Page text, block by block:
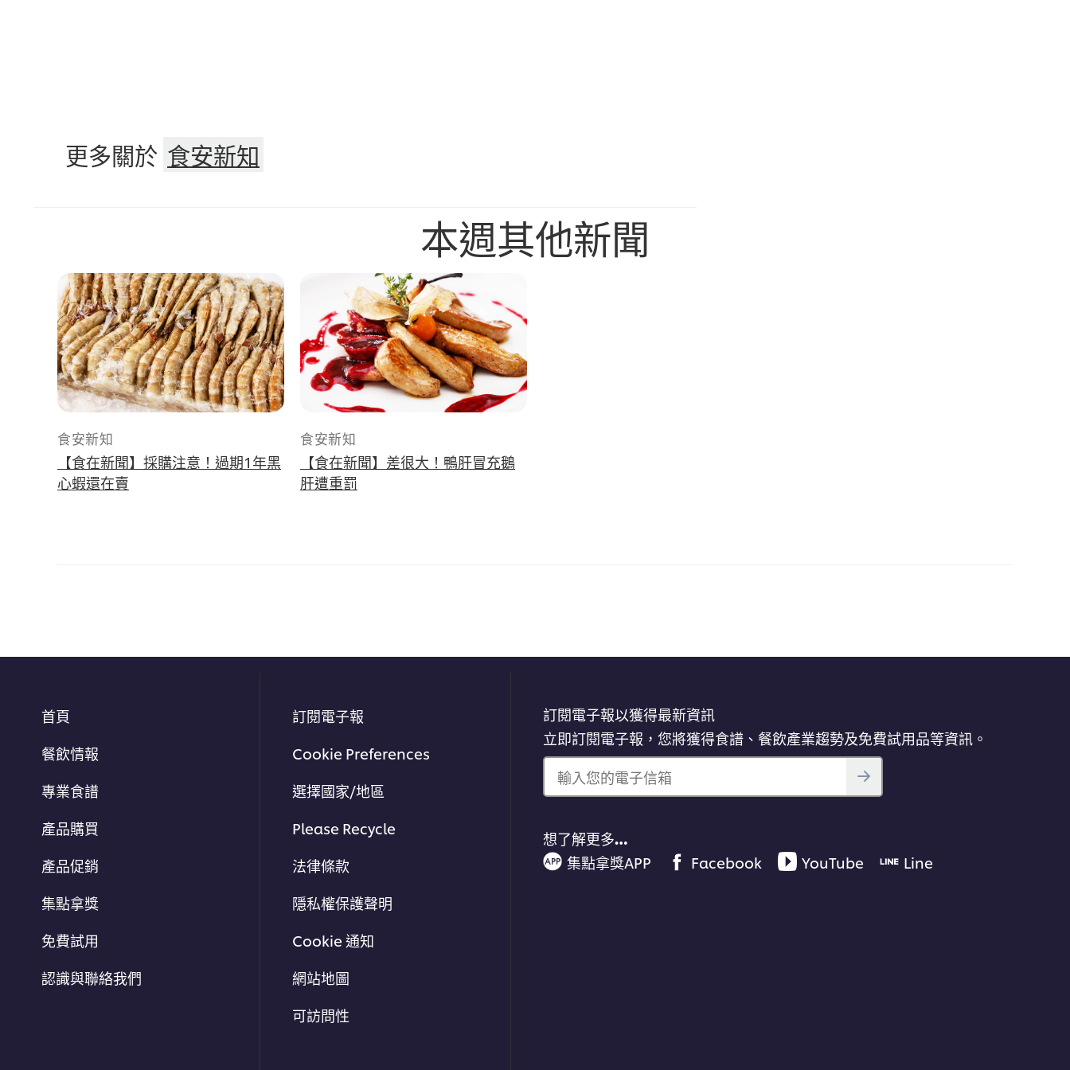
更多關於 食安新知
本週其他新聞
食安新知
【食在新聞】採購注意！過期1年黑
心蝦還在賣
食安新知
【食在新聞】差很大！鴨肝冒充鵝
肝遭重罰
首頁
餐飲情報
專業食譜
產品購買
產品促銷
集點拿獎
免費試用
認識與聯絡我們
訂閱電子報
Cookie Preferences
選擇國家/地區
Please Recycle
法律條款
隱私權保護聲明
Cookie 通知
網站地圖
可訪問性
訂閱電子報以獲得最新資訊
立即訂閱電子報，您將獲得食譜、餐飲產業趨勢及免費試用品等資訊。
輸入您的電子信箱
想了解更多…
集點拿獎APP
Facebook YouTube Line